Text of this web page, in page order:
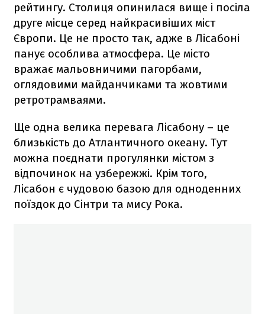
рейтингу. Столиця опинилася вище і посіла
друге місце серед найкрасивіших міст
Європи. Це не просто так, адже в Лісабоні
панує особлива атмосфера. Це місто
вражає мальовничими пагорбами,
оглядовими майданчиками та жовтими
ретротрамваями.
Ще одна велика перевага Лісабону – це
близькість до Атлантичного океану. Тут
можна поєднати прогулянки містом з
відпочинок на узбережжі. Крім того,
Лісабон є чудовою базою для одноденних
поїздок до Сінтри та мису Рока.